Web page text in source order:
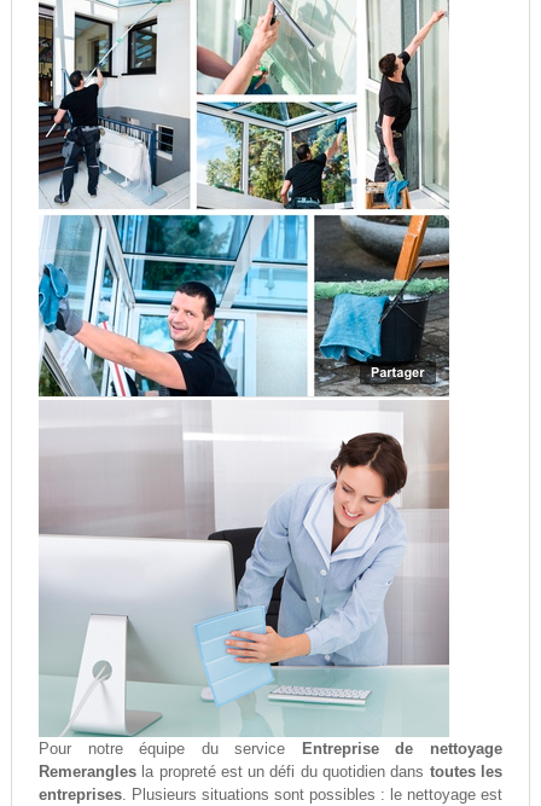
Pour notre équipe du service
Entreprise de nettoyage
Remeranglesla propreté est un défi du quotidien dans toutes les
entreprises. Plusieurs situations sont possibles : le nettoyage est